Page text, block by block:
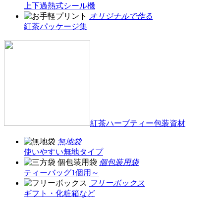
上下過熱式シール機
オリジナルで作る
紅茶パッケージ集
紅茶ハーブティー包装資材
無地袋
使いやすい無地タイプ
個包装用袋
ティーバッグ1個用～
フリーボックス
ギフト・化粧箱など